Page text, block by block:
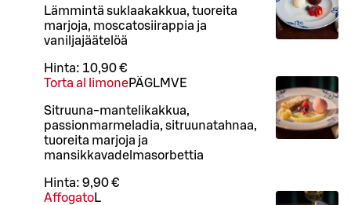
Lämmintä suklaakakkua, tuoreita
marjoja, moscatosiirappia ja
vaniljajäätelöä
Hinta: 10,90 €
Torta al limonePÄGLMVE
Sitruuna-mantelikakkua,
passionmarmeladia, sitruunatahnaa,
tuoreita marjoja ja
mansikkavadelmasorbettia
Hinta: 9,90 €
AffogatoL